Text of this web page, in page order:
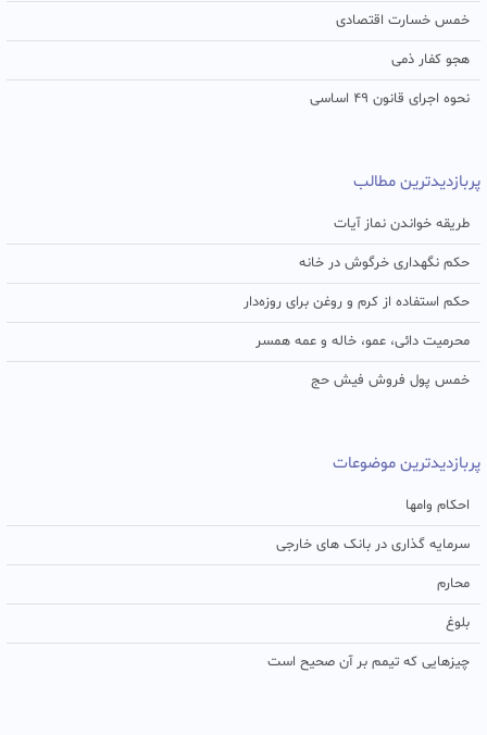
خمس خسارت اقتصادی
هجو کفار ذمی
نحوه اجرای قانون ۴۹ اساسی
پربازدیدترین مطالب
طریقه خواندن نماز آیات
حکم نگهداری خرگوش در خانه
حکم استفاده از کرم و روغن برای روزه‌دار
محرمیت دائی، عمو، خاله و عمه همسر
خمس پول فروش فیش حج
پربازدیدترین موضوعات
احکام وامها
سرمایه گذاری در بانک های خارجی
محارم
بلوغ
چیزهایی که تیمم بر آن صحیح است